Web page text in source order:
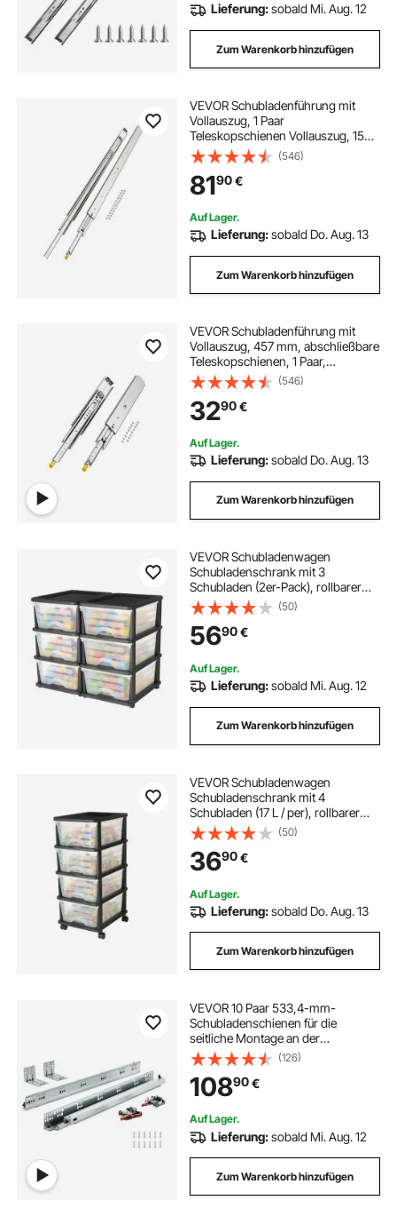
Lieferung:sobald Mi. Aug. 12
Zum Warenkorb hinzufügen
VEVOR Schubladenführung mit
Vollauszug, 1 Paar
Teleskopschienen Vollauszug, 1524
mm Schubladenschiene, 226,8 kg
Tragfähigkeit, seitlich montierte
Gleitschiene mit Kugellager &
Verriegelung
(546)
8190€
Auf Lager.
Lieferung:sobald Do. Aug. 13
Zum Warenkorb hinzufügen
VEVOR Schubladenführung mit
Vollauszug, 457 mm, abschließbare
Teleskopschienen, 1 Paar,
Schubladenschiene, Tragkraft
226,8 kg, seitlich montierte
Gleitschiene mit Kugellager und
Verriegelung
(546)
3290€
Auf Lager.
Lieferung:sobald Do. Aug. 13
Zum Warenkorb hinzufügen
VEVOR Schubladenwagen
Schubladenschrank mit 3
Schubladen (2er-Pack), rollbarer
Schubladenbox Rollcontainer aus
Kunststoff mit durchsichtigen
Behältern für Bürobedarf
Bastelräume Klassenzimmer
(50)
5690€
Auf Lager.
Lieferung:sobald Mi. Aug. 12
Zum Warenkorb hinzufügen
VEVOR Schubladenwagen
Schubladenschrank mit 4
Schubladen (17 L / per), rollbarer
Schubladen-Container
Schubladenbox mit durchsichtigen
Behältern für Bürobedarf
Bastelräume Klassenzimmer
(50)
3690€
Auf Lager.
Lieferung:sobald Do. Aug. 13
Zum Warenkorb hinzufügen
VEVOR 10 Paar 533,4-mm-
Schubladenschienen für die
seitliche Montage an der
Unterseite, vollständig
kugelgelagerte
Verlängerungsschiene aus Stahl,
Schrankschienen mit
Verriegelungsmechanismus 100
Pfund
(126)
10890€
Auf Lager.
Lieferung:sobald Mi. Aug. 12
Zum Warenkorb hinzufügen